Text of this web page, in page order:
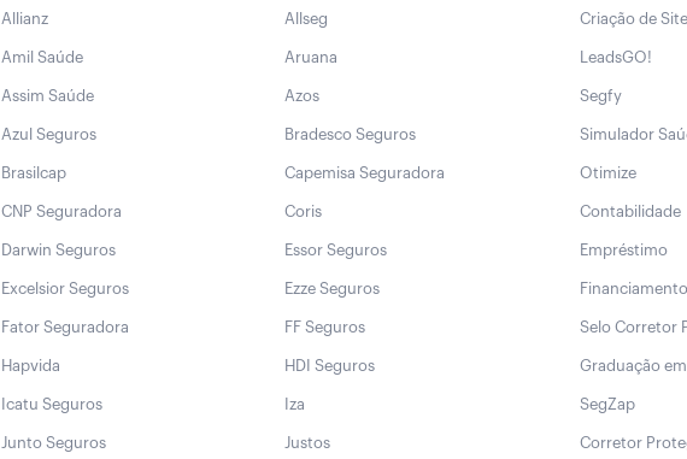
Allianz Allseg
Amil Saúde Aruana
Assim Saúde Azos
Azul Seguros Bradesco Seguros
Brasilcap Capemisa Seguradora
CNP Seguradora Coris
Darwin Seguros Essor Seguros
Excelsior Seguros Ezze Seguros
Fator Seguradora FF Seguros
Hapvida HDI Seguros
Icatu Seguros Iza
Junto Seguros Justos
Criação de Site
LeadsGO!
Segfy
Simulador
Otimize
Contabilidade
Empréstimo
Financiamento
Selo Corretor
Graduação
SegZap
Corretor